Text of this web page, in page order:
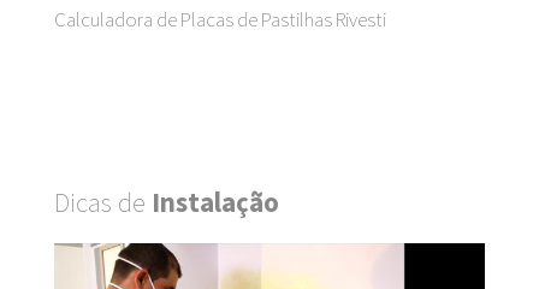
Calculadora de Placas de Pastilhas Rivesti
Dicas de Instalação